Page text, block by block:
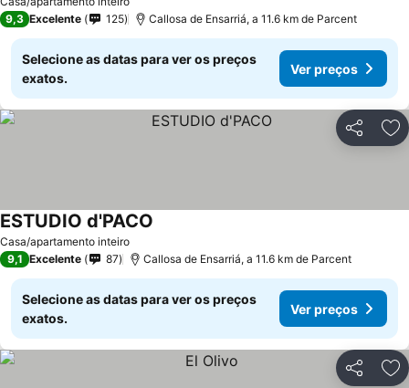
9,3 Excelente 125 Callosa de Ensarriá, a 11.6 km de Parcent
Selecione as datas para ver os preços
exatos.
Ver preços
Partilhar
Casa/apartamento inteiro
ESTUDIO d'PACO
9,1 Excelente 87 Callosa de Ensarriá, a 11.6 km de Parcent
Selecione as datas para ver os preços
exatos.
Ver preços
Partilhar